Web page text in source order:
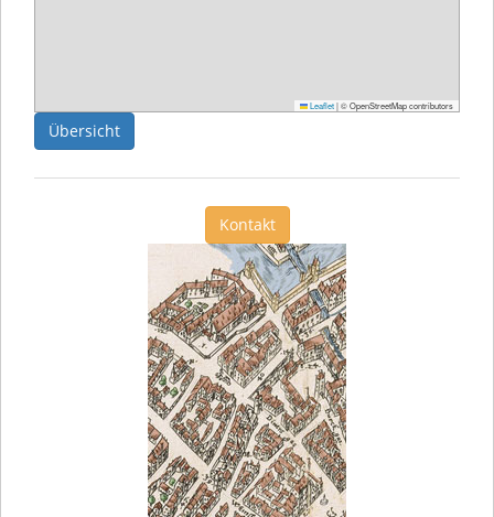
Leaflet|© OpenStreetMap contributors
Übersicht
Kontakt